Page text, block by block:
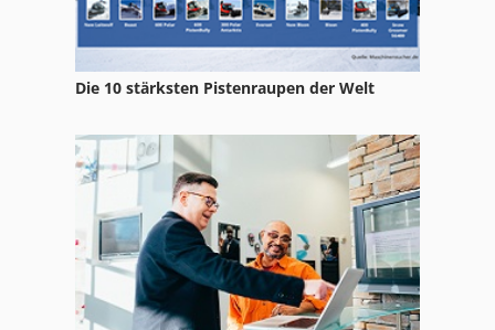
Die 10 stärksten Pistenraupen der Welt